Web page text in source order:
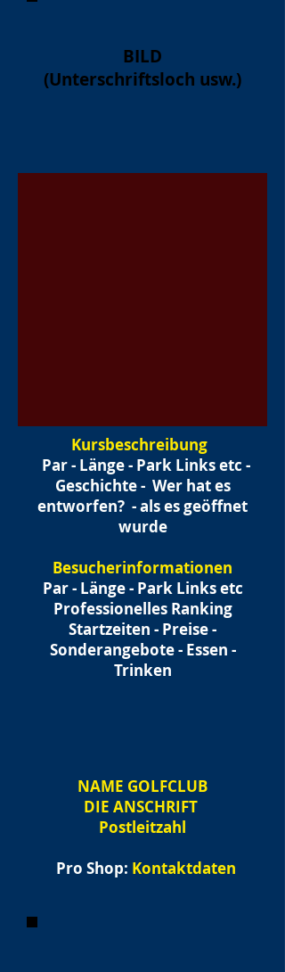
BILD
(Unterschriftsloch usw.)
Kursbeschreibung
Par - Länge - Park Links etc -
Geschichte - Wer hat es
entworfen? - als es geöffnet
wurde
Besucherinformationen
Par - Länge - Park Links etc
Professionelles Ranking
Startzeiten - Preise -
Sonderangebote - Essen -
Trinken
NAME GOLFCLUB
DIE ANSCHRIFT
Postleitzahl
Pro Shop: Kontaktdaten